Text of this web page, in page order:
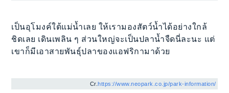
เป็นอุโมงค์ใต้แม่น้ำเลย ให้เรามองสัตว์น้ำได้อย่างใกล้
ชิดเลย เดินเพลิน ๆ ส่วนใหญ่จะเป็นปลาน้ำจืดนี่ละนะ แต่
เขาก็มีเอาสายพันธุ์ปลาของแอฟริกามาด้วย
Cr.https://www.neopark.co.jp/park-information/